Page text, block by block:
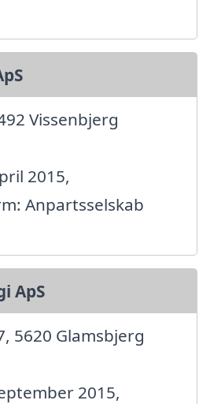
Vissenbjerg
2015,
Anpartsselskab
ApS
5620 Glamsbjerg
2015,